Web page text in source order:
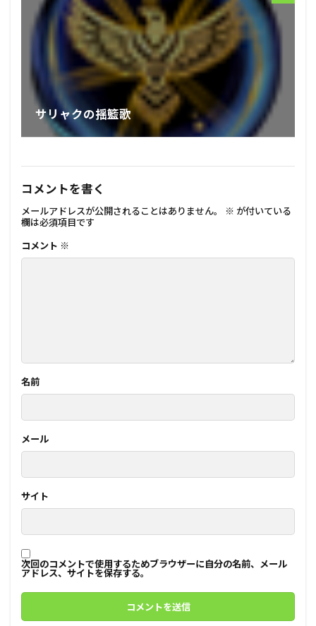
サリャクの揺籃歌
コメントを書く
メールアドレスが公開されることはありません。 ※ が付いている
欄は必須項目です
コメント ※
名前
メール
サイト
次回のコメントで使用するためブラウザーに自分の名前、メール
アドレス、サイトを保存する。